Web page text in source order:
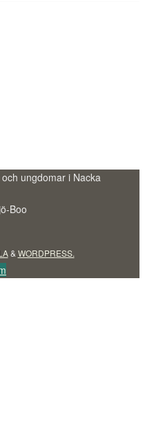
ungdomar i Nacka
Boo
& WORDPRESS.